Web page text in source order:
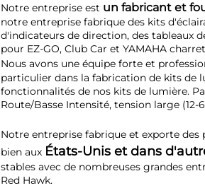
Notre entreprise est un fabricant et
notre entreprise fabrique des kits
d'indicateurs de direction, des tableaux
pour EZ-GO, Club Car et YAMAHA
Nous avons une équipe forte et
particulier dans la fabrication de kits de
fonctionnalités de nos kits de lumière.
Route/Basse Intensité, tension large (12-
Notre entreprise fabrique et exporte des
bien aux États-Unis et dans
stables avec de nombreuses grandes
Red Hawk.